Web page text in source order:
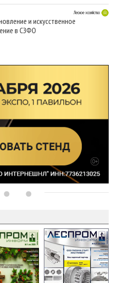
Лесное хозяйство
и искусственное
в СЗФО